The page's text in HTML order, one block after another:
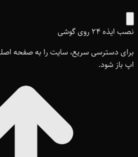
نصب ایذه ۲۴ روی گوشی
برای دسترسی سریع، سایت را به صفحه
اپ باز شود.